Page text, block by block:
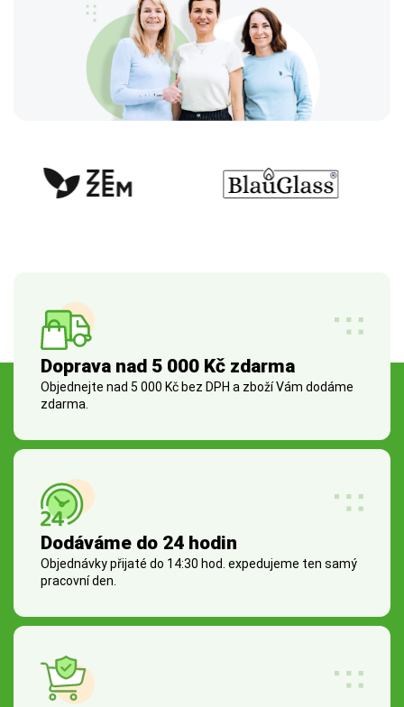
Doprava nad 5 000 Kč zdarma
Objednejte nad 5 000 Kč bez DPH a zboží Vám dodáme
zdarma.
Dodáváme do 24 hodin
Objednávky přijaté do 14:30 hod. expedujeme ten samý
pracovní den.